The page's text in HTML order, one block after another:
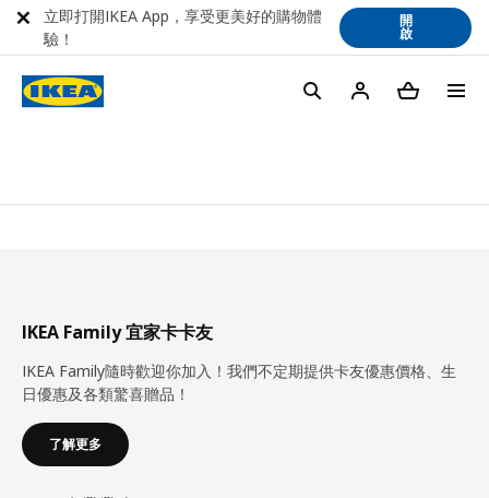
IKEA Family 宜家卡卡友
IKEA Family隨時歡迎你加入！我們不定期提供卡友優惠價格、生
日優惠及各類驚喜贈品！
了解更多
立即打開IKEA App，享受更美好的購物體
驗！
開
啟